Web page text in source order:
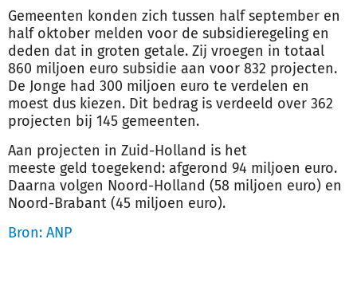
Gemeenten konden zich tussen half september en
half oktober melden voor de subsidieregeling en
deden dat in groten getale. Zij vroegen in totaal
860 miljoen euro subsidie aan voor 832 projecten.
De Jonge had 300 miljoen euro te verdelen en
moest dus kiezen. Dit bedrag is verdeeld over 362
projecten bij 145 gemeenten.
Aan projecten in Zuid-Holland is het
meeste geld toegekend: afgerond 94 miljoen euro.
Daarna volgen Noord-Holland (58 miljoen euro) en
Noord-Brabant (45 miljoen euro).
Bron: ANP